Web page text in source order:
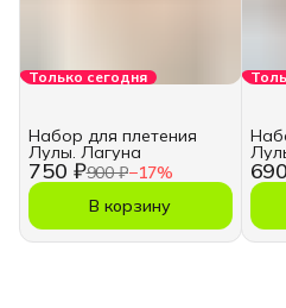
Только сегодня
750 ₽900 ₽−17%
Набор для плетения
Лулы. Лагуна
В корзину